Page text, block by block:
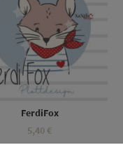
FerdiFox
5,40 €